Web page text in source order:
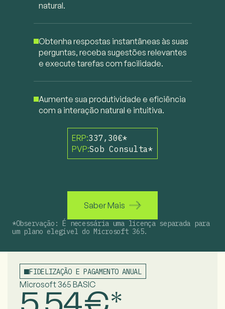
natural.
Obtenha respostas instantâneas às suas
perguntas, receba sugestões relevantes
e execute tarefas com facilidade.
Aumente sua produtividade e eficiência
com a interação natural e intuitiva.
ERP:337,30€*
PVP:Sob Consulta*
Saber Mais
*Observação: É necessária uma licença separada para
um plano elegível do Microsoft 365.
FIDELIZAÇÃO E PAGAMENTO ANUAL
Microsoft 365 BASIC